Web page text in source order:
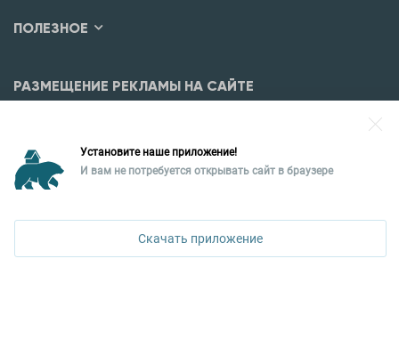
ПОЛЕЗНОЕ
РАЗМЕЩЕНИЕ РЕКЛАМЫ НА САЙТЕ
Уральская палата недвижимости
620026, Екатеринбург,
КОНТАКТЫ УПН
Установите наше приложение!
И вам не потребуется открывать сайт в браузере
Скачать приложение